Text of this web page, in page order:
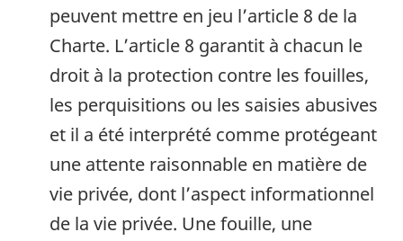
peuvent mettre en jeu l’article 8 de la
Charte. L’article 8 garantit à chacun le
droit à la protection contre les fouilles,
les perquisitions ou les saisies abusives
et il a été interprété comme protégeant
une attente raisonnable en matière de
vie privée, dont l’aspect informationnel
de la vie privée. Une fouille, une